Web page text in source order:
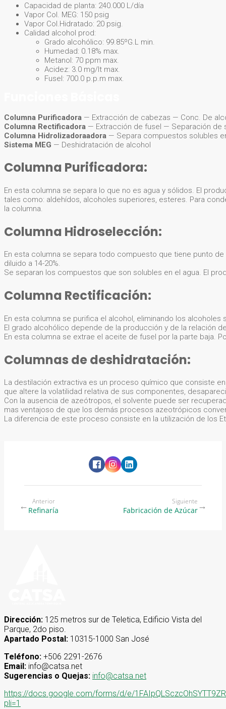
Capacidad de planta: 240.000 L/día
Vapor Col. MEG: 150 psig
Vapor Col.Hidratado: 20 psig.
Calidad alcohol prod:
Grado alcohólico: 99.85ºG.L min.
Humedad: 0.18% max.
Metanol: 70 ppm max.
Acidez: 3.0 mg/lt max.
Fusel: 700.0 p.p.m max.
Columna Purificadora — Extracción de cabezas — Conc. De
Columna Rectificadora — Extracción de fusel — Separación de
Columna Hidrolizadoraadora — Separa compuestos solubles
Sistema MEG — Deshidratación de alcohol
Columna Purificadora:
En esta columna se separa lo que no es agua y sólidos. El
tales como: aldehídos, alcoholes superiores, esteres. Para
la columna.
Columna Hidroselección:
En esta columna se separa todo compuesto que tiene punto
diluido a 14-20%.
Se separan los compuestos que son solubles en el agua. El
Columna Rectificación:
En esta columna se purifica el alcohol, eliminando los
El grado alcohólico depende de la producción y de la relación
En esta columna se extrae el aceite de fusel por la parte baja.
Columnas de deshidratación:
La destilación extractiva es un proceso químico que consiste
que altere la volatilidad relativa de sus componentes,
Con la ausencia de azeótropos, el solvente puede ser
mas ventajoso de que los demás procesos azeotrópicos
La diferencia de este proceso consiste en la utilización de los
← Anterior
Refinaría →
Siguiente
Fabricación de Azúcar
Dirección: 125 metros sur de Teletica, Edificio Vista del
Parque, 2do piso.
Apartado Postal: 10315-1000 San José
Teléfono: +506 2291-2676
Email: info@catsa.net
Sugerencias o Quejas: info@catsa.net
https://docs.google.com/forms/d/e/
pli=1